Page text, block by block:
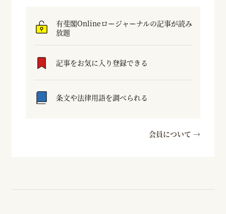
有斐閣Onlineロージャーナルの記事が読み
放題
記事をお気に入り登録できる
条文や法律用語を調べられる
会員について →